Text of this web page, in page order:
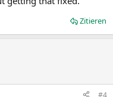
Zitieren
#4